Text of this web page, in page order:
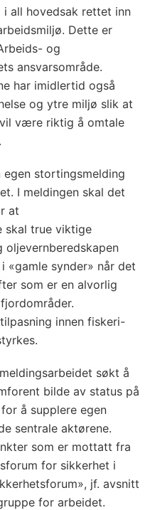
all hovedsak rettet inn
Dette er
og
ansvarsområde.
har imidlertid også
og ytre miljø slik at
være riktig å omtale
egen stortingsmelding
I meldingen skal det
at
skal true viktige
«gamle ­synder» når det
som er en alvorlig
innen fiskeri-
søkt å
bilde av status på
å supplere egen
sentrale aktørene.
som er mottatt fra
for sikkerhet i
jf. avsnitt
for arbeidet.